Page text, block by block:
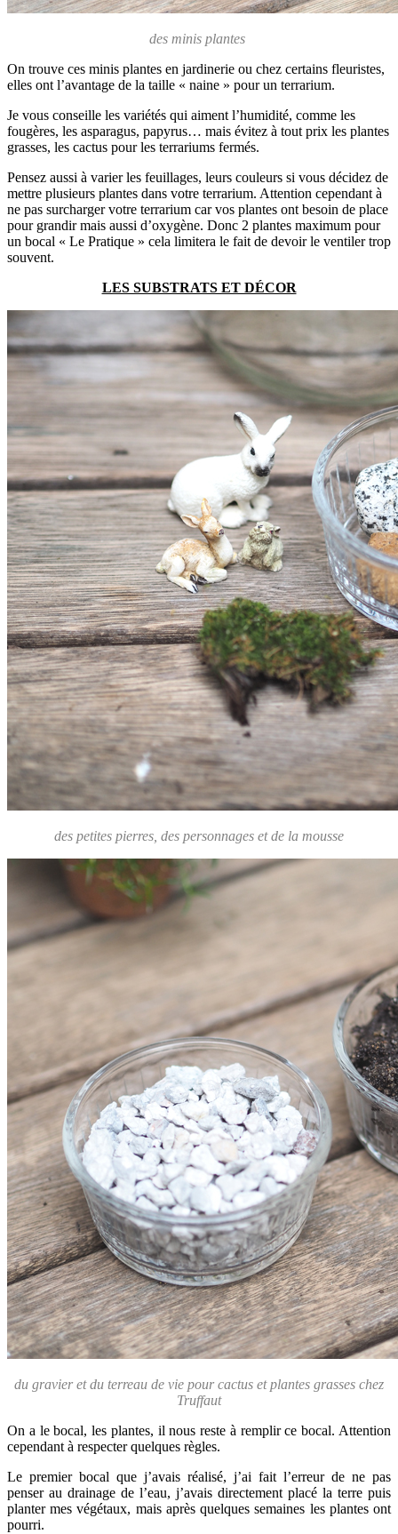
des minis plantes
On trouve ces minis plantes en jardinerie ou chez certains fleuristes,
elles ont l’avantage de la taille « naine » pour un terrarium.
Je vous conseille les variétés qui aiment l’humidité, comme les
fougères, les asparagus, papyrus… mais évitez à tout prix les plantes
grasses, les cactus pour les terrariums fermés.
Pensez aussi à varier les feuillages, leurs couleurs si vous décidez de
mettre plusieurs plantes dans votre terrarium. Attention cependant à
ne pas surcharger votre terrarium car vos plantes ont besoin de place
pour grandir mais aussi d’oxygène. Donc 2 plantes maximum pour
un bocal « Le Pratique » cela limitera le fait de devoir le ventiler trop
souvent.
LES SUBSTRATS ET DÉCOR
des petites pierres, des personnages et de la mousse
du gravier et du terreau de vie pour cactus et plantes grasses chez
Truffaut
On a le bocal, les plantes, il nous reste à remplir ce bocal. Attention
cependant à respecter quelques règles.
Le premier bocal que j’avais réalisé, j’ai fait l’erreur de ne pas
penser au drainage de l’eau, j’avais directement placé la terre puis
planter mes végétaux, mais après quelques semaines les plantes ont
pourri.